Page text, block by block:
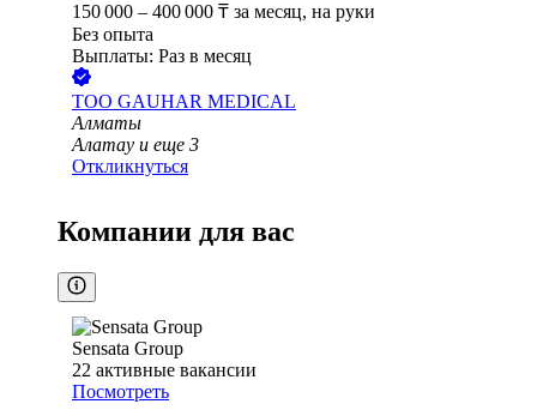
150 000 – 400 000 ₸ за месяц, на руки
Без опыта
Выплаты: Раз в месяц
ТОО GAUHAR MEDICAL
Алматы
Алатау и еще 3
Откликнуться
Компании для вас
Sensata Group
22 активные вакансии
Посмотреть